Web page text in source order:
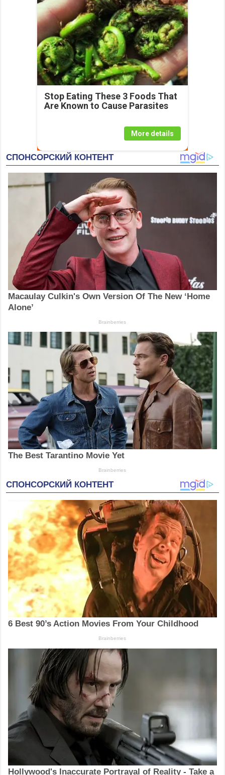
Stop Eating These 3 Foods That
Are Known to Cause Parasites
More details